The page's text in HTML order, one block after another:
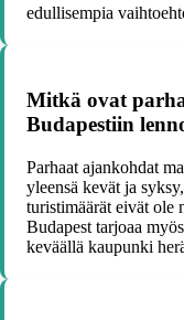
edullisempia
Mitkä ovat
Budapestiin
Parhaat ajankohdat
yleensä kevät ja
turistimäärät eivät ole
Budapest tarjoaa
keväällä kaupunki